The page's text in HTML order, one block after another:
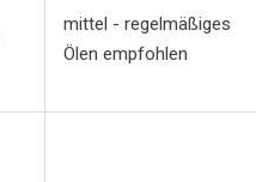
mittel - regelmäßiges
Ölen empfohlen